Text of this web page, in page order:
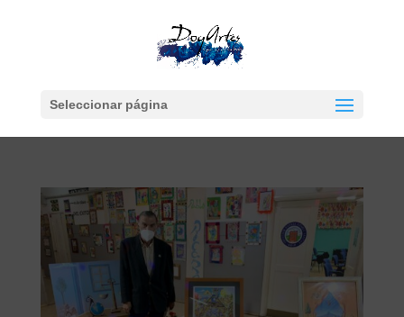
Seleccionar página